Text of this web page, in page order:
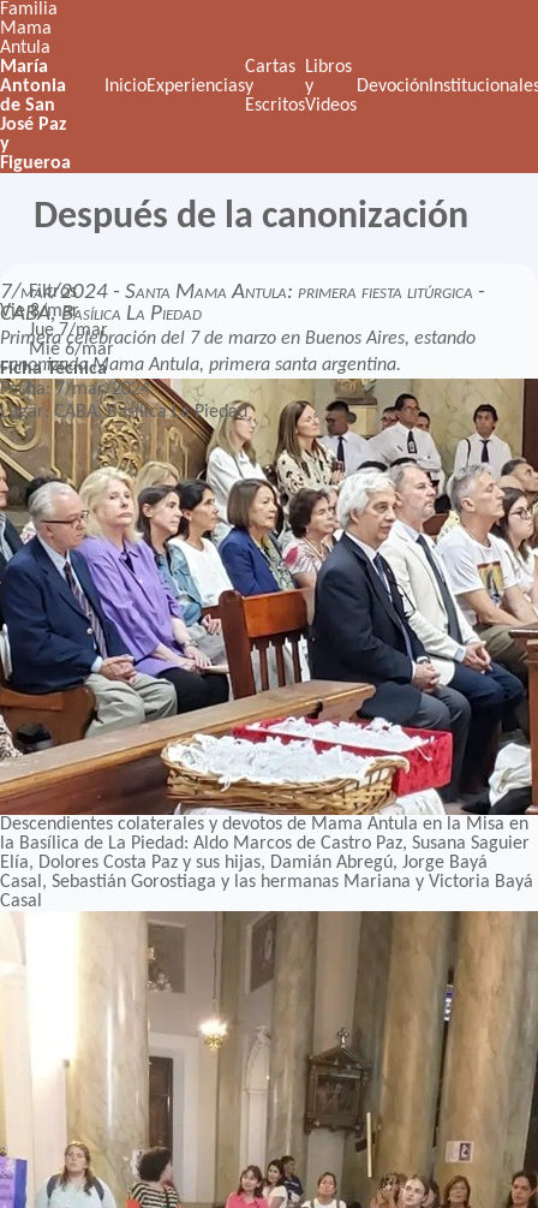
Familia
Mama
Antula
María
Antonia
de San
José Paz
y
Figueroa
InicioExperiencias
Cartas
y
Escritos
Libros
y
Videos
Devoción
Después de la canonización
Filtros
Vie 8/mar
Jue 7/mar
Mié 6/mar
Ficha Técnica
Fecha: 7/mar/2024
Lugar: CABA, Basílica La Piedad
7/mar/2024 - Santa Mama Antula: primera fiesta litúrgica -
CABA, Basílica La Piedad
Primera celebración del 7 de marzo en Buenos Aires, estando
canonizada Mama Antula, primera santa argentina.
Descendientes colaterales y devotos de Mama Antula en la Misa en
la Basílica de La Piedad: Aldo Marcos de Castro Paz, Susana Saguier
Elía, Dolores Costa Paz y sus hijas, Damián Abregú, Jorge Bayá
Casal, Sebastián Gorostiaga y las hermanas Mariana y Victoria Bayá
Casal